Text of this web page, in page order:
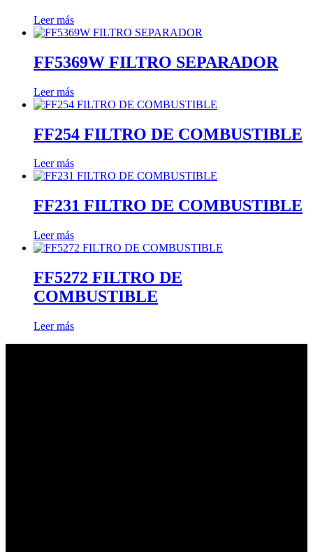
Leer más
FF5369W FILTRO SEPARADOR
Leer más
FF254 FILTRO DE COMBUSTIBLE
Leer más
FF231 FILTRO DE COMBUSTIBLE
Leer más
FF5272 FILTRO DE
COMBUSTIBLE
Leer más